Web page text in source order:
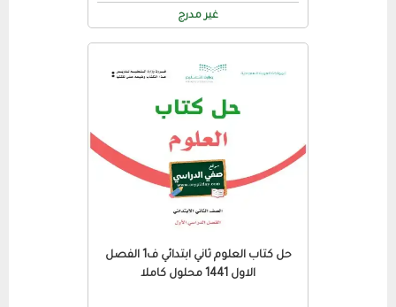
غير مدرج
حل كتاب العلوم ثاني ابتدائي ف1 الفصل
الاول 1441 محلول كاملا